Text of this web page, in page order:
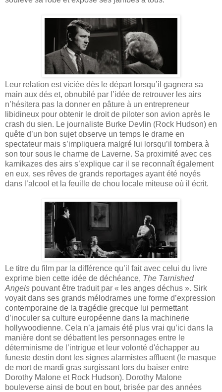
Leur relation est viciée dès le départ lorsqu’il gagnera sa
main aux dés et, obnubilé par l’idée de retrouver les airs
n’hésitera pas la donner en pâture à un entrepreneur
libidineux pour obtenir le droit de piloter son avion après le
crash du sien. Le journaliste Burke Devlin (Rock Hudson) en
quête d’un bon sujet observe un temps le drame en
spectateur mais s’impliquera malgré lui lorsqu’il tombera à
son tour sous le charme de Laverne. Sa proximité avec ces
kamikazes des airs s’explique car il se reconnaît également
en eux, ses rêves de grands reportages ayant été noyés
dans l’alcool et la feuille de chou locale miteuse où il écrit.
Le titre du film par la différence qu’il fait avec celui du livre
exprime bien cette idée de déchéance, The Tarnished
Angels pouvant être traduit par « les anges déchus ». Sirk
voyait dans ses grands mélodrames une forme d’expression
contemporaine de la tragédie grecque lui permettant
d’inoculer sa culture européenne dans la machinerie
hollywoodienne. Cela n’a jamais été plus vrai qu’ici dans la
manière dont se débattent les personnages entre le
déterminisme de l’intrigue et leur volonté d'échapper au
funeste destin dont les signes alarmistes affluent (le masque
de mort de mardi gras surgissant lors du baiser entre
Dorothy Malone et Rock Hudson). Dorothy Malone
bouleverse ainsi de bout en bout, brisée par des années